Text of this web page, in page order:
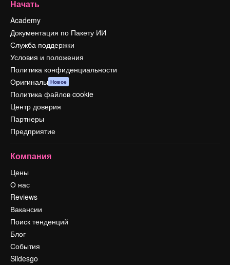
Начать
Academy
Документация по Пакету ИИ
Служба поддержки
Условия и положения
Политика конфиденциальности
Оригиналы Новое
Политика файлов cookie
Центр доверия
Партнеры
Предприятие
Компания
Цены
О нас
Reviews
Вакансии
Поиск тенденций
Блог
События
Slidesgo